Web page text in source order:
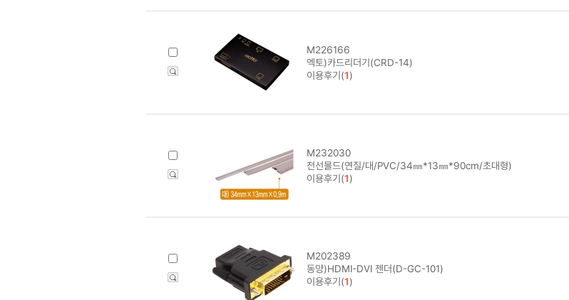
M226166
엑토)카드리더기(CRD-14)
이용후기(1)
M232030
전선몰드(연질/대/PVC/34㎜*13㎜*90cm/초대형)
이용후기(1)
M202389
동양)HDMI-DVI 젠더(D-GC-101)
이용후기(1)